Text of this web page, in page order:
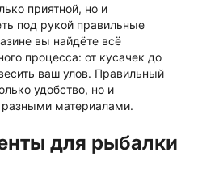
приятной, но и
под рукой правильные
вы найдёте всё
процесса: от кусачек до
ваш улов. Правильный
удобство, но и
разными материалами.
для рыбалки